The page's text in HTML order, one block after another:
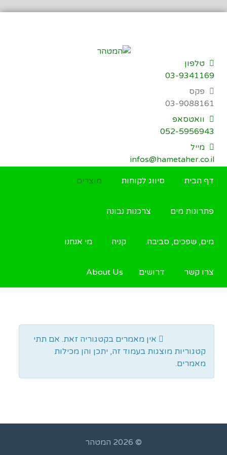
דילוג
טלפון
03-9341169
פקס
03-9088161
וואטסאפ
052-5956943
מייל
infos@hametaher.co.il
דף הבית סיווג לקוחות מוצרים
פתרונות מים צרכנות נבונה
מים, שפכים, סביבה. קניה מי אנחנו
צרו קשר דרושים About Us
Info
אין מאמרים בקטגוריה זאת. אם תתי
קטגוריות מוצגות בעמוד זה, יתכן והן מכילות
מאמרים.
© 2026 המטהר